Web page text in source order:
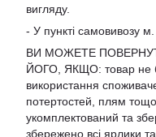
вигляду.
- У пункті самовивозу
ВИ МОЖЕТЕ
ЙОГО, ЯКЩО: товар не
використання
потертостей, плям
укомплектований та
збережено всі ярлики